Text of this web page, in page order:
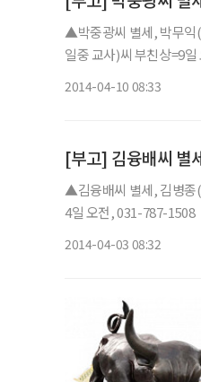
▲박중광씨 별세, 박무익
일중 교사)씨 부친상=9
2014-04-10 08:33
[부고] 김융배씨 별
▲김융배씨 별세, 김병종
4일 오전, 031-787-1508
2014-04-03 08:32